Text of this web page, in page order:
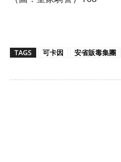
TAGS 可卡因 安省販毒集團